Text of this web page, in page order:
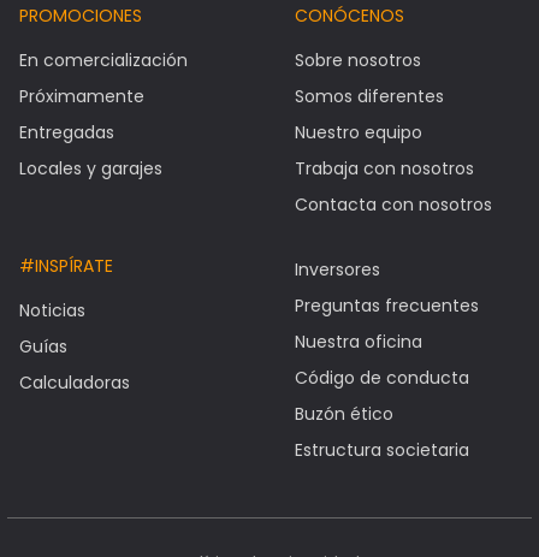
PROMOCIONES
En comercialización
Próximamente
Entregadas
Locales y garajes
CONÓCENOS
Sobre nosotros
Somos diferentes
Nuestro equipo
Trabaja con nosotros
Contacta con nosotros
#INSPÍRATE
Noticias
Guías
Calculadoras
Inversores
Preguntas frecuentes
Nuestra oficina
Código de conducta
Buzón ético
Estructura societaria